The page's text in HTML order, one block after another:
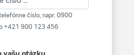
číslo, napr. 0900
+421 900 123 456